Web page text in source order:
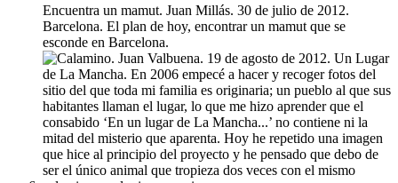
Encuentra un mamut. Juan Millás. 30 de julio de 2012.
Barcelona. El plan de hoy, encontrar un mamut que se
esconde en Barcelona.